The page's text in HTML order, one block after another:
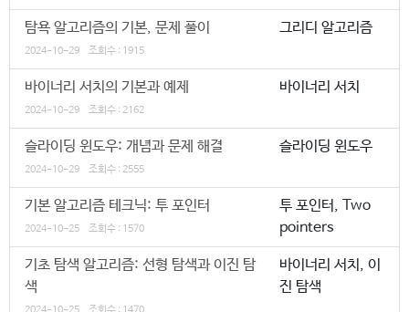
탐욕 알고리즘의 기본, 문제 풀이
2024-10-29 조회수 : 1915
그리디 알고리즘
바이너리 서치의 기본과 예제
2024-10-29 조회수 : 2162
바이너리 서치
슬라이딩 윈도우: 개념과 문제 해결
2024-10-29 조회수 : 2555
슬라이딩 윈도우
기본 알고리즘 테크닉: 투 포인터
2024-10-25 조회수 : 1570
투 포인터, Two
pointers
기초 탐색 알고리즘: 선형 탐색과 이진 탐
색
바이너리 서치, 이
진 탐색